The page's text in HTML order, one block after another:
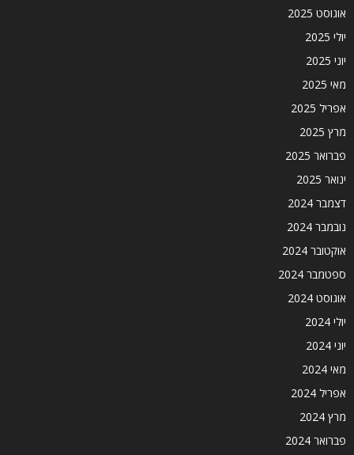
אוגוסט 2025
יולי 2025
יוני 2025
מאי 2025
אפריל 2025
מרץ 2025
פברואר 2025
ינואר 2025
דצמבר 2024
נובמבר 2024
אוקטובר 2024
ספטמבר 2024
אוגוסט 2024
יולי 2024
יוני 2024
מאי 2024
אפריל 2024
מרץ 2024
פברואר 2024